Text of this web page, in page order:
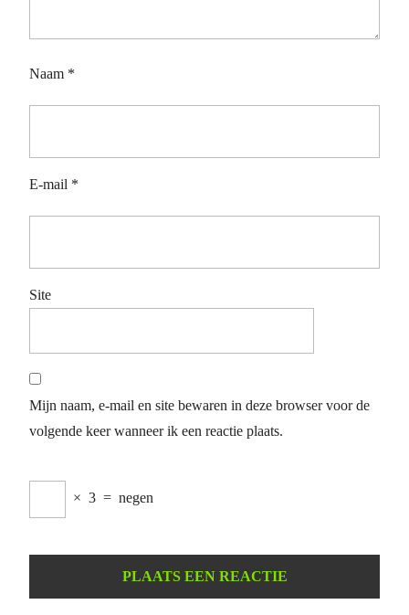
Naam *
E-mail *
Site
Mijn naam, e-mail en site bewaren in deze browser voor de
volgende keer wanneer ik een reactie plaats.
× 3 = negen